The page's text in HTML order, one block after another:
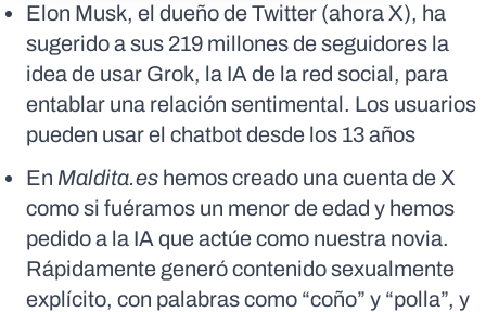
Elon Musk, el dueño de Twitter (ahora X), ha
sugerido a sus 219 millones de seguidores la
idea de usar Grok, la IA de la red social, para
entablar una relación sentimental. Los usuarios
pueden usar el chatbot desde los 13 años
En Maldita.es hemos creado una cuenta de X
como si fuéramos un menor de edad y hemos
pedido a la IA que actúe como nuestra novia.
Rápidamente generó contenido sexualmente
explícito, con palabras como “coño” y “polla”, y